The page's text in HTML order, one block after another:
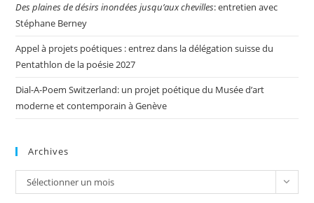
Des plaines de désirs inondées jusqu’aux chevilles: entretien avec
Stéphane Berney
Appel à projets poétiques : entrez dans la délégation suisse du
Pentathlon de la poésie 2027
Dial-A-Poem Switzerland: un projet poétique du Musée d’art
moderne et contemporain à Genève
Archives
Sélectionner un mois